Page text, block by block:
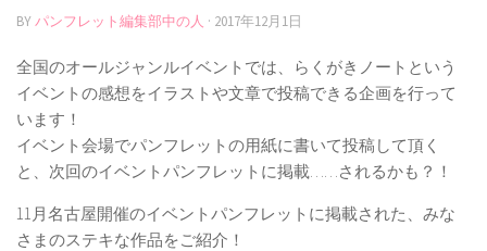
BYパンフレット編集部中の人 · 2017年12月1日
全国のオールジャンルイベントでは、らくがきノートという
イベントの感想をイラストや文章で投稿できる企画を行って
います！
イベント会場でパンフレットの用紙に書いて投稿して頂く
と、次回のイベントパンフレットに掲載……されるかも？！
11月名古屋開催のイベントパンフレットに掲載された、みな
さまのステキな作品をご紹介！